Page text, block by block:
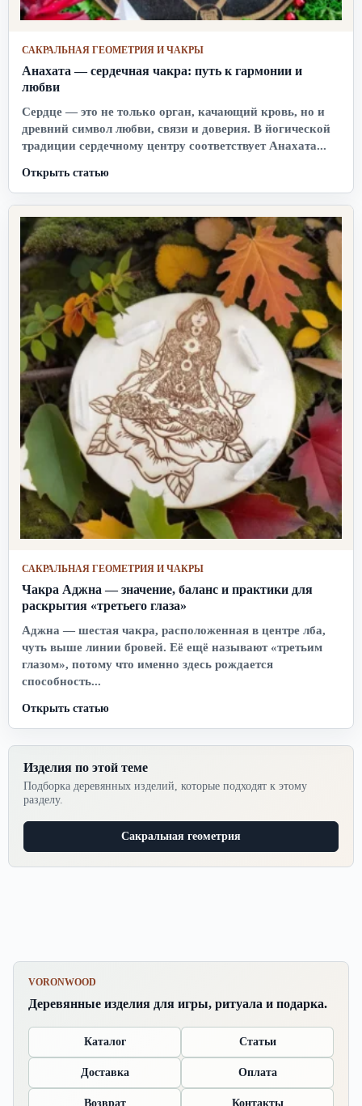
САКРАЛЬНАЯ ГЕОМЕТРИЯ И ЧАКРЫ
Анахата — сердечная чакра: путь к гармонии и
любви
Сердце — это не только орган, качающий кровь, но и
древний символ любви, связи и доверия. В йогической
традиции сердечному центру соответствует Анахата...
Открыть статью
САКРАЛЬНАЯ ГЕОМЕТРИЯ И ЧАКРЫ
Чакра Аджна — значение, баланс и практики для
раскрытия «третьего глаза»
Аджна — шестая чакра, расположенная в центре лба,
чуть выше линии бровей. Её ещё называют «третьим
глазом», потому что именно здесь рождается
способность...
Открыть статью
Изделия по этой теме
Подборка деревянных изделий, которые подходят к этому
разделу.
Сакральная геометрия
VORONWOOD
Деревянные изделия для игры, ритуала и подарка.
Каталог Статьи
Доставка Оплата
Возврат Контакты